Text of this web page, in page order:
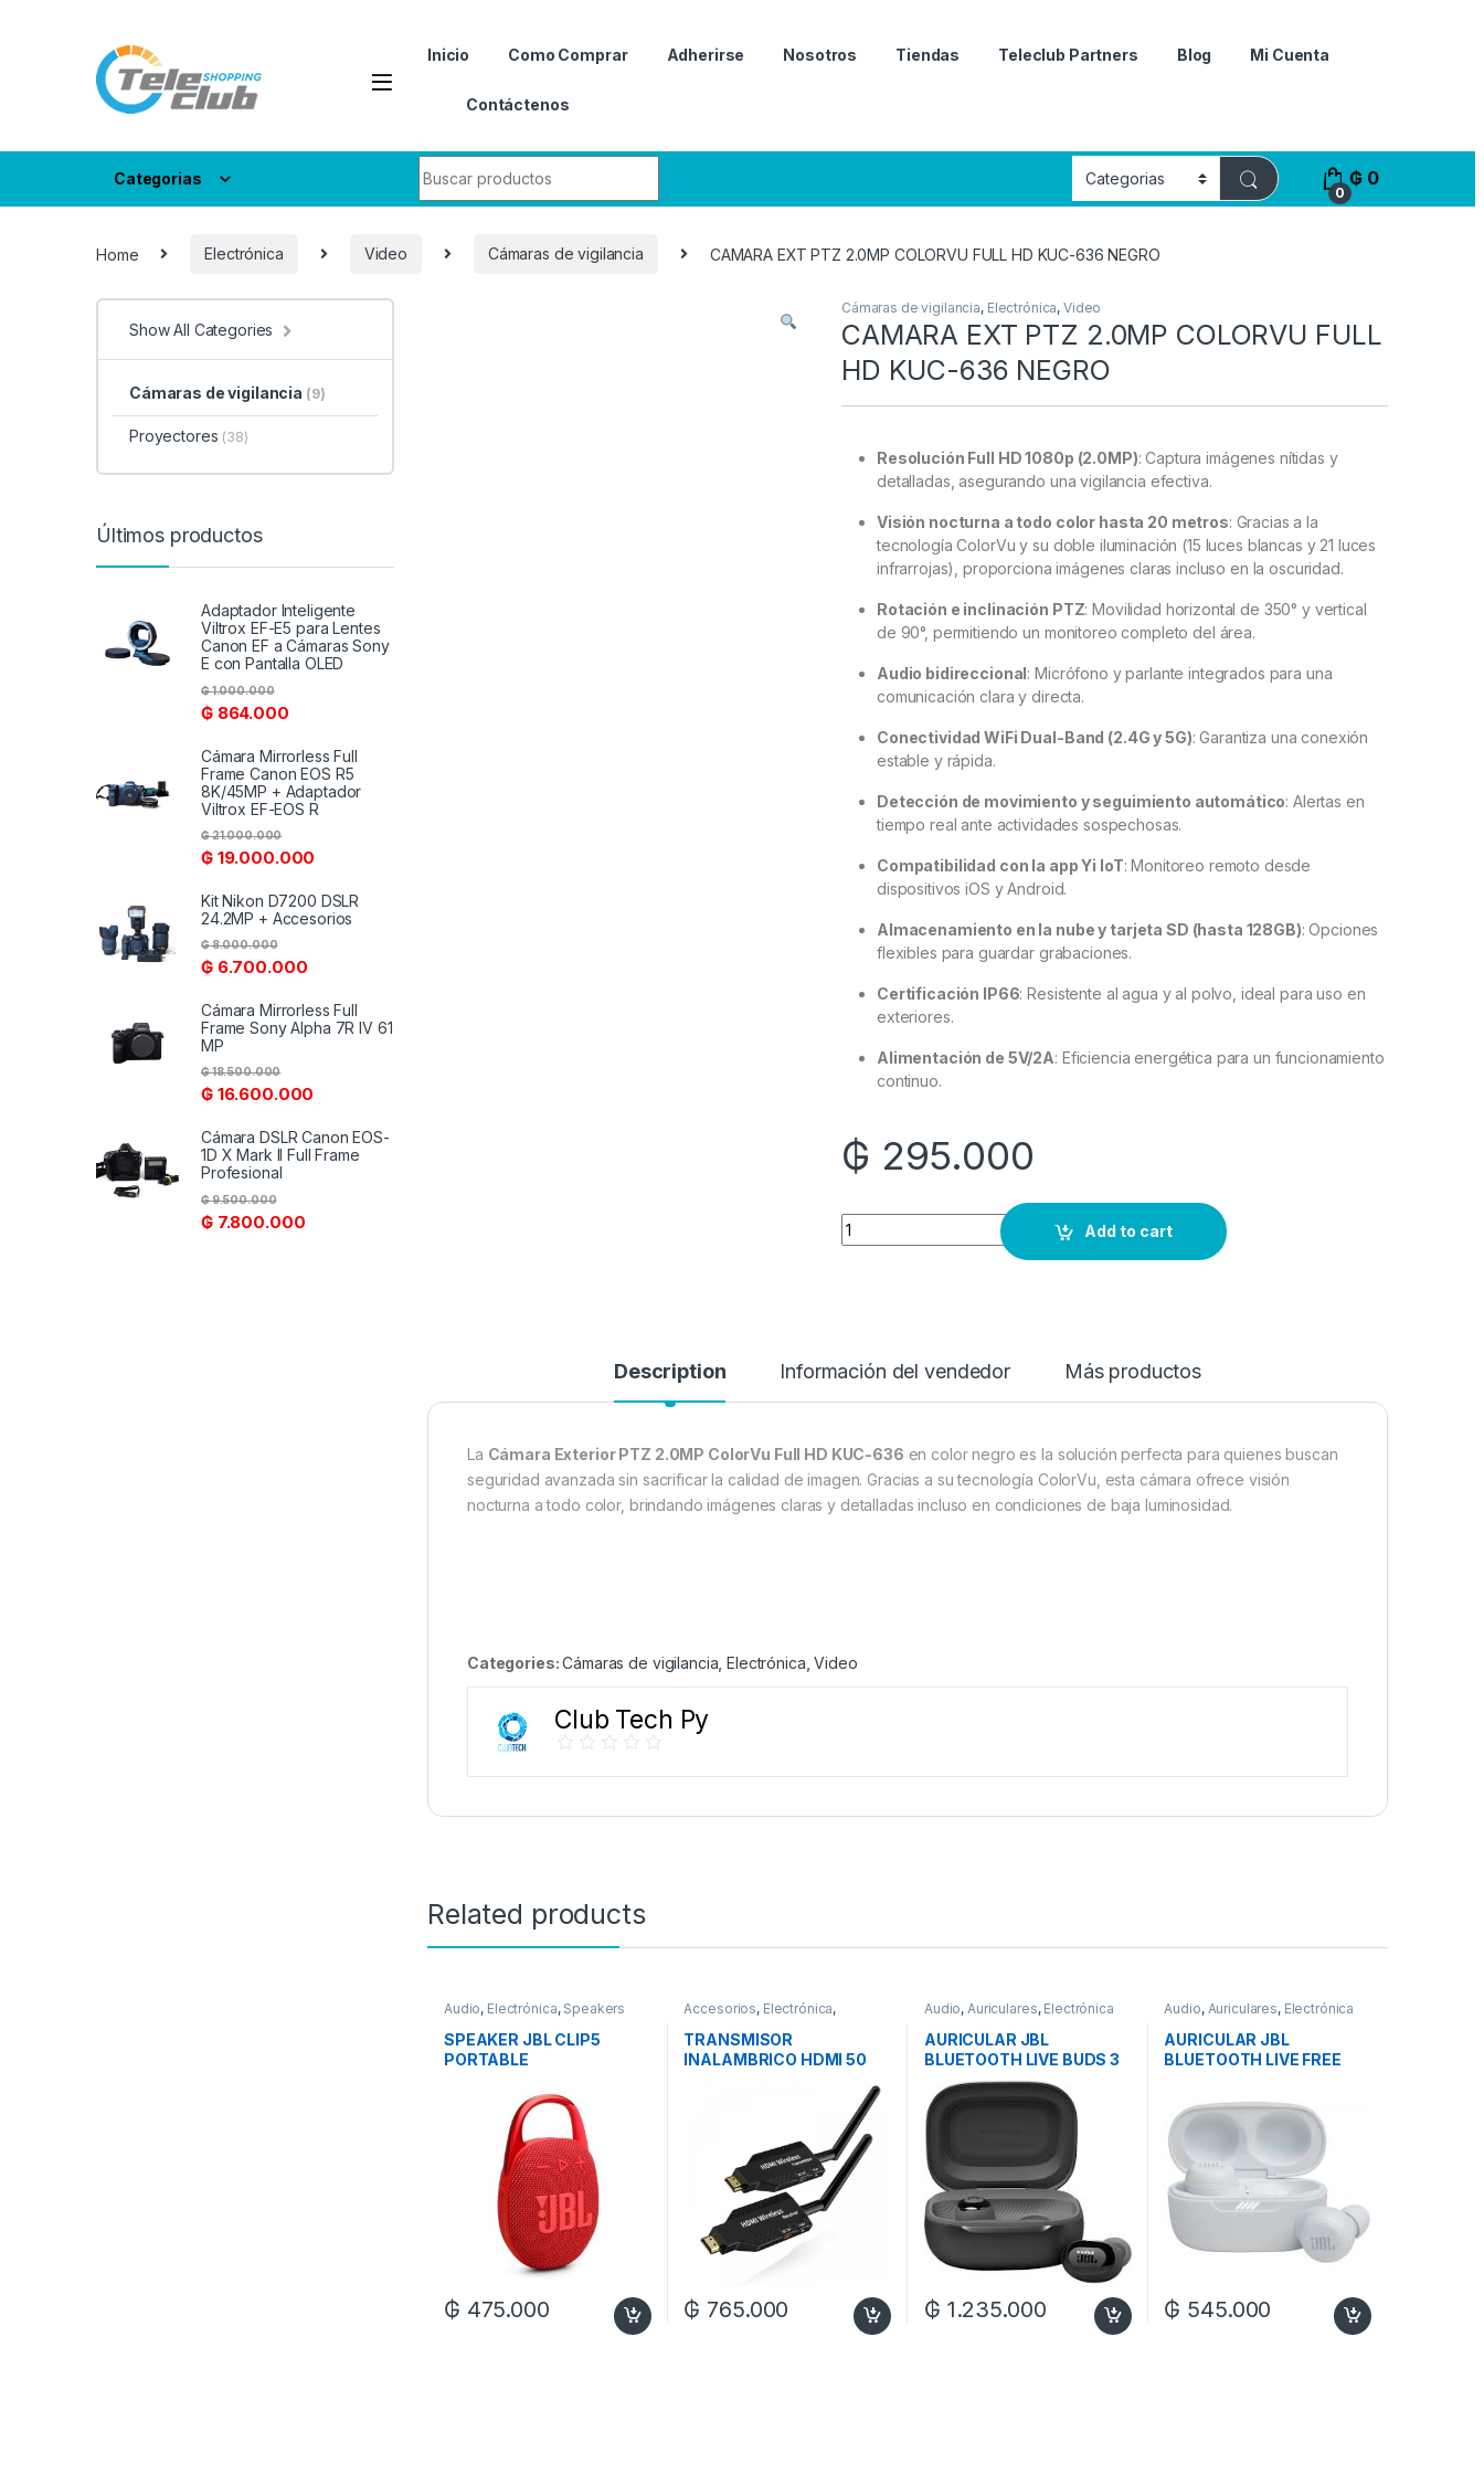
Inicio Como Comprar Adherirse Nosotros Tiendas Teleclub Partners Blog Mi Cuenta
Contáctenos
Categorias
0
₲ 0
Home Electrónica Video Cámaras de vigilancia CAMARA EXT PTZ 2.0MP COLORVU FULL HD KUC-636 NEGRO
Cámaras de vigilancia, Electrónica, Video
CAMARA EXT PTZ 2.0MP COLORVU FULL
HD KUC-636 NEGRO
Resolución Full HD 1080p (2.0MP): Captura imágenes nítidas y
detalladas, asegurando una vigilancia efectiva.
Visión nocturna a todo color hasta 20 metros: Gracias a la
tecnología ColorVu y su doble iluminación (15 luces blancas y 21 luces
infrarrojas), proporciona imágenes claras incluso en la oscuridad.
Rotación e inclinación PTZ: Movilidad horizontal de 350° y vertical
de 90°, permitiendo un monitoreo completo del área.
Audio bidireccional: Micrófono y parlante integrados para una
comunicación clara y directa.
Conectividad WiFi Dual-Band (2.4G y 5G): Garantiza una conexión
estable y rápida.
Detección de movimiento y seguimiento automático: Alertas en
tiempo real ante actividades sospechosas.
Compatibilidad con la app Yi loT: Monitoreo remoto desde
dispositivos iOS y Android.
Almacenamiento en la nube y tarjeta SD (hasta 128GB): Opciones
flexibles para guardar grabaciones.
Certificación IP66: Resistente al agua y al polvo, ideal para uso en
exteriores.
Alimentación de 5V/2A: Eficiencia energética para un funcionamiento
continuo.
₲ 295.000
Quantity
Add to cart
Description Información del vendedor Más productos
La Cámara Exterior PTZ 2.0MP ColorVu Full HD KUC-636 en color negro es la solución perfecta para quienes buscan
seguridad avanzada sin sacrificar la calidad de imagen. Gracias a su tecnología ColorVu, esta cámara ofrece visión
nocturna a todo color, brindando imágenes claras y detalladas incluso en condiciones de baja luminosidad.
Categories:Cámaras de vigilancia ,Electrónica ,Video
Club Tech Py
Related products
Audio, Electrónica, Speakers
SPEAKER JBL CLIP5
PORTABLE
₲ 475.000
Accesorios, Electrónica,
Video
TRANSMISOR
INALAMBRICO HDMI 50
₲ 765.000
Audio, Auriculares, Electrónica
AURICULAR JBL
BLUETOOTH LIVE BUDS 3
TWS
₲ 1.235.000
Audio, Auriculares, Electrónica
AURICULAR JBL
BLUETOOTH LIVE FREE
₲ 545.000
Show All Categories
Cámaras de vigilancia (9)
Proyectores (38)
Últimos productos
Adaptador Inteligente
Viltrox EF-E5 para Lentes
Canon EF a Cámaras Sony
E con Pantalla OLED
₲864.000
₲1.000.000
Cámara Mirrorless Full
Frame Canon EOS R5
8K/45MP + Adaptador
Viltrox EF-EOS R
₲19.000.000
₲21.000.000
Kit Nikon D7200 DSLR
24.2MP + Accesorios
₲6.700.000
₲8.000.000
Cámara Mirrorless Full
Frame Sony Alpha 7R IV 61
MP
₲16.600.000
₲18.500.000
Cámara DSLR Canon EOS-
1D X Mark II Full Frame
Profesional
₲7.800.000
₲9.500.000